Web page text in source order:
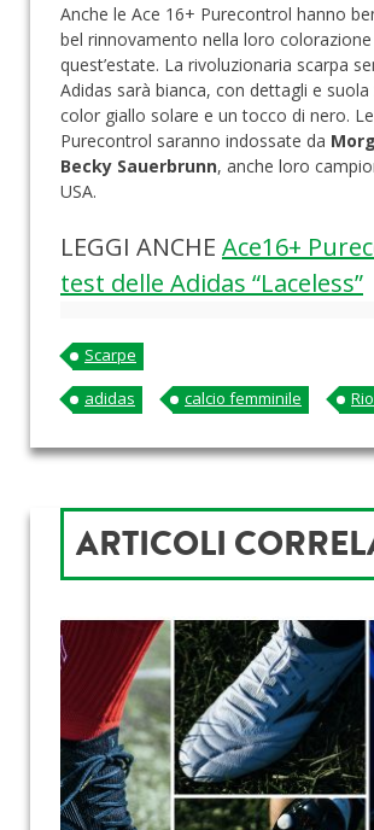
Anche le Ace 16+ Purecontrol hanno
bel rinnovamento nella loro
quest’estate. La rivoluzionaria scarpa
Adidas sarà bianca, con dettagli e
color giallo solare e un tocco di nero.
Purecontrol saranno indossate da
Becky Sauerbrunn, anche loro
USA.
LEGGI ANCHE Ace16+
test delle Adidas “Laceless”
Scarpe
adidas
calcio femminile
ARTICOLI